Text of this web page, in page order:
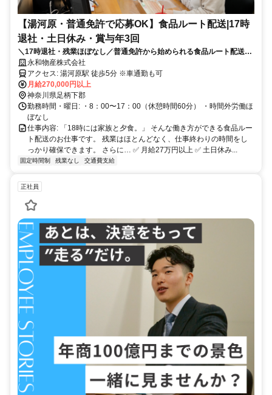
【湯河原・普通免許で応募OK】食品ルート配送|17時
退社・土日休み・賞与年3回
＼17時退社・残業ほぼなし／普通免許から始められる食品ルート配送｜
月給27万円以上・賞与年3回
永和物産株式会社
アクセス: 湯河原駅 徒歩5分 ※車通勤も可
月給270,000円以上
神奈川県足柄下郡
勤務時間・曜日: ・8：00〜17：00（休憩時間60分） ・時間外労働ほ
ぼなし
仕事内容: 「18時には家族と夕食。」 そんな働き方ができる食品ルー
ト配送のお仕事です。 残業はほとんどなく、仕事終わりの時間をし
っかり確保できます。 さらに… ✅ 月給27万円以上 ✅ 土日休み...
固定時間制 残業なし 交通費支給
正社員